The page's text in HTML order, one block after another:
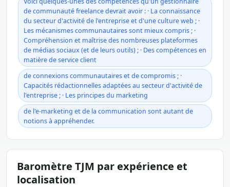
de communauté freelance devrait avoir : · La connaissance
du secteur d'activité de l'entreprise et d'une culture web ; ·
Les mécanismes communautaires sont mieux compris ; ·
Compréhension et maîtrise des nombreuses plateformes
de médias sociaux (et de leurs outils) ; · Des compétences en
matière de service client
de connexions communautaires et de compromis ; ·
Capacités rédactionnelles adaptées au secteur d'activité de
l'entreprise ; · Les principes du marketing
de l'e-marketing et de la communication sont autant de
notions à appréhender.
Baromètre TJM par expérience et
localisation